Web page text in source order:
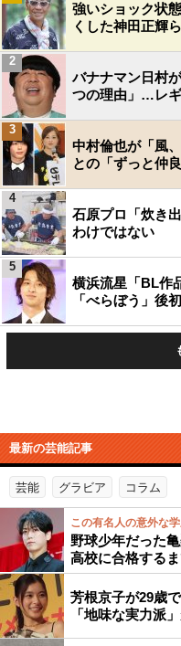
強いショック状
くした神田正輝
バナナマン日村
つの理由」…レ
2
中村倫也が「風
との「ずっと仲
3
石原プロ「炊き
わけではない
4
横浜流星「BL作
「べらぼう」後
5
最新の芸能記事
芸能 グラビア コラム
この有名人の意外な
野球少年だった
高校に合格する
芳根京子が29歳
「地味な実力派